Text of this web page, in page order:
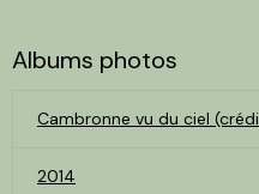
Albums photos
Cambronne vu du ciel
2014